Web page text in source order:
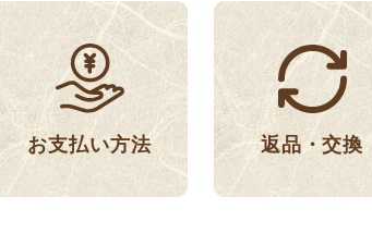
お支払い方法 返品・交換